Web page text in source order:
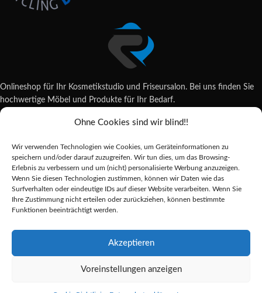
Ohne Cookies sind wir blind!!
Wir verwenden Technologien wie Cookies, um Geräteinformationen zu
speichern und/oder darauf zuzugreifen. Wir tun dies, um das Browsing-
Erlebnis zu verbessern und um (nicht) personalisierte Werbung anzuzeigen.
Wenn Sie diesen Technologien zustimmen, können wir Daten wie das
Surfverhalten oder eindeutige IDs auf dieser Website verarbeiten. Wenn Sie
Ihre Zustimmung nicht erteilen oder zurückziehen, können bestimmte
Funktionen beeinträchtigt werden.
Akzeptieren
Voreinstellungen anzeigen
Onlineshop für Ihr Kosmetikstudio und Friseursalon. Bei uns finden Sie
hochwertige Möbel und Produkte für Ihr Bedarf.
Wildsachsener Str. 6, 65207 Wiesbaden
shop@reda-shop.de
REDA SHOP - Hochwertige Studio Ausstattung
2025.
3,37€ Vorrätig
Alle Preise inkl. der gesetzlichen MwSt.
Die durchgestrichenen Preise entsprechen dem bisherigen Preis in diesem
Online-Shop.